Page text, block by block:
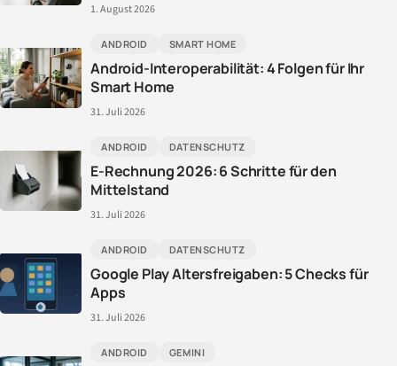
1. August 2026
ANDROID SMART HOME
Android-Interoperabilität: 4 Folgen für Ihr
Smart Home
31. Juli 2026
ANDROID DATENSCHUTZ
E-Rechnung 2026: 6 Schritte für den
Mittelstand
31. Juli 2026
ANDROID DATENSCHUTZ
Google Play Altersfreigaben: 5 Checks für
Apps
31. Juli 2026
ANDROID GEMINI